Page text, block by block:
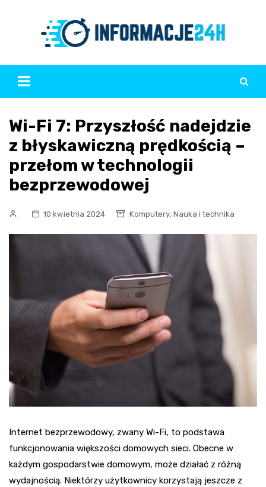
Wi-Fi 7: Przyszłość nadejdzie
z błyskawiczną prędkością –
przełom w technologii
bezprzewodowej
10 kwietnia 2024 Komputery, Nauka i technika
Internet bezprzewodowy, zwany Wi-Fi, to podstawa
funkcjonowania większości domowych sieci. Obecne w
każdym gospodarstwie domowym, może działać z różną
wydajnością. Niektórzy użytkownicy korzystają jeszcze z